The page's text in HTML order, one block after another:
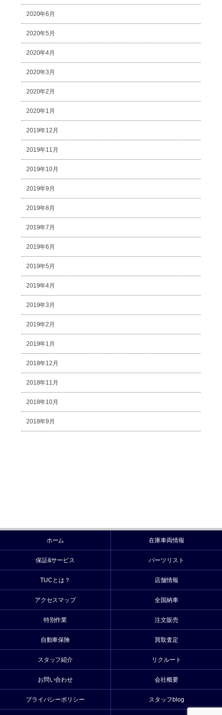
2020年6月
2020年5月
2020年4月
2020年3月
2020年2月
2020年1月
2019年12月
2019年11月
2019年10月
2019年9月
2019年8月
2019年7月
2019年6月
2019年5月
2019年4月
2019年3月
2019年2月
2019年1月
2018年12月
2018年11月
2018年10月
2018年9月
ホーム 在庫車両情報
保証&サービス パーツリスト
TUCとは？ 店舗情報
アクセスマップ 全国納車
特別作業 注文販売
自動車保険 買取査定
スタッフ紹介 リクルート
お問い合わせ 会社概要
プライバシーポリシー スタッフblog